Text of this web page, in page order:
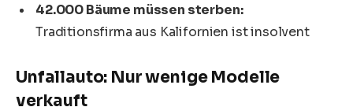
42.000 Bäume müssen sterben:
Traditionsfirma aus Kalifornien ist insolvent
Unfallauto: Nur wenige Modelle
verkauft